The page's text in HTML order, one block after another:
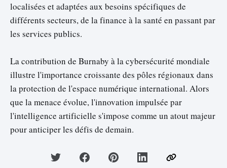
localisées et adaptées aux besoins spécifiques de
différents secteurs, de la finance à la santé en passant par
les services publics.
La contribution de Burnaby à la cybersécurité mondiale
illustre l'importance croissante des pôles régionaux dans
la protection de l'espace numérique international. Alors
que la menace évolue, l'innovation impulsée par
l'intelligence artificielle s'impose comme un atout majeur
pour anticiper les défis de demain.